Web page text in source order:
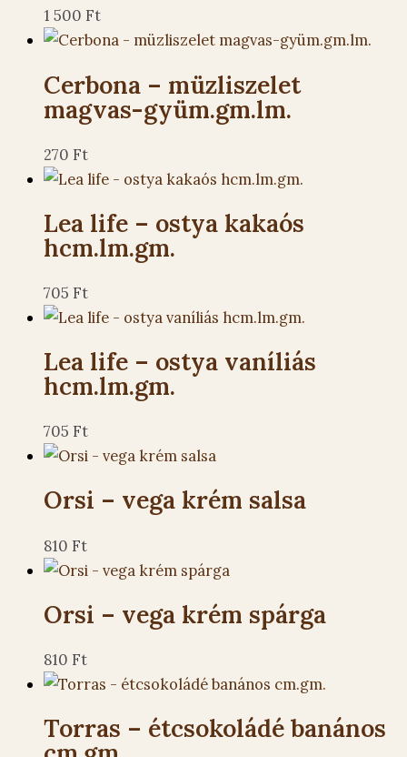
1 500 Ft
Cerbona – müzliszelet
magvas-gyüm.gm.lm.
270 Ft
Lea life – ostya kakaós
hcm.lm.gm.
705 Ft
Lea life – ostya vaníliás
hcm.lm.gm.
705 Ft
Orsi – vega krém salsa
810 Ft
Orsi – vega krém spárga
810 Ft
Torras – étcsokoládé banános